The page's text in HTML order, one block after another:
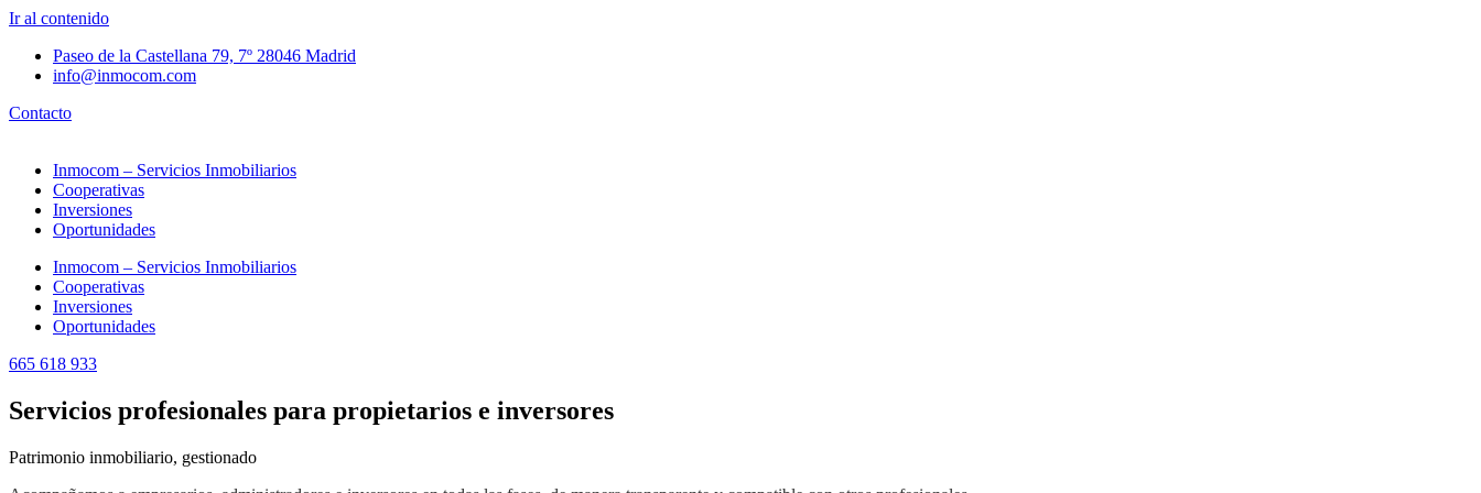
Ir al contenido
Paseo de la Castellana 79, 7º 28046 Madrid
info@inmocom.com
Contacto
Inmocom – Servicios Inmobiliarios
Cooperativas
Inversiones
Oportunidades
Inmocom – Servicios Inmobiliarios
Cooperativas
Inversiones
Oportunidades
665 618 933
Servicios profesionales para propietarios e inversores
Patrimonio inmobiliario, gestionado